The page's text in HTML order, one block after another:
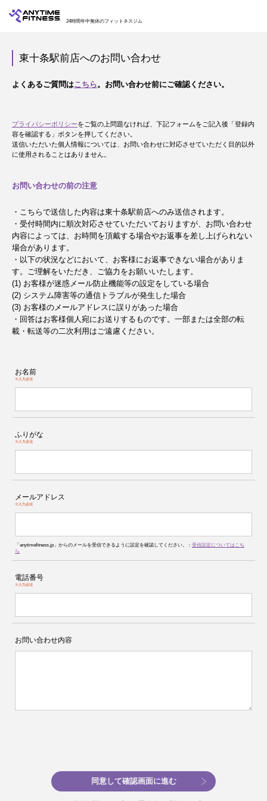
24時間年中無休のフィットネスジム
東十条駅前店へのお問い合わせ
よくあるご質問はこちら。お問い合わせ前にご確認ください。
プライバシーポリシーをご覧の上問題なければ、下記フォームをご記入後「登録内
容を確認する」ボタンを押してください。
送信いただいた個人情報については、お問い合わせに対応させていただく目的以外
に使用されることはありません。
お問い合わせの前の注意
・こちらで送信した内容は東十条駅前店へのみ送信されます。
・受付時間内に順次対応させていただいておりますが、お問い合わせ
内容によっては、お時間を頂戴する場合やお返事を差し上げられない
場合があります。
・以下の状況などにおいて、お客様にお返事できない場合がありま
す。ご理解をいただき、ご協力をお願いいたします。
(1) お客様が迷惑メール防止機能等の設定をしている場合
(2) システム障害等の通信トラブルが発生した場合
(3) お客様のメールアドレスに誤りがあった場合
・回答はお客様個人宛にお送りするものです。一部または全部の転
載・転送等の二次利用はご遠慮ください。
お名前
※入力必須
ふりがな
※入力必須
メールアドレス
※入力必須
「anytimefitness.jp」からのメールを受信できるように設定を確認してください。： 受信設定についてはこち
ら
電話番号
※入力必須
お問い合わせ内容